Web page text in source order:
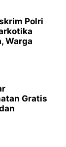
Polri
Warga
Gratis